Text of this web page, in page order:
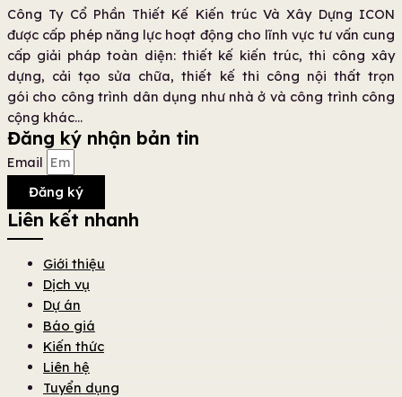
Công Ty Cổ Phần Thiết Kế Kiến trúc Và Xây Dựng ICON
được cấp phép năng lực hoạt động cho lĩnh vực tư vấn cung
cấp giải pháp toàn diện: thiết kế kiến trúc, thi công xây
dựng, cải tạo sửa chữa, thiết kế thi công nội thất trọn
gói cho công trình dân dụng như nhà ở và công trình công
cộng khác…
Đăng ký nhận bản tin
Email
Đăng ký
Liên kết nhanh
Giới thiệu
Dịch vụ
Dự án
Báo giá
Kiến thức
Liên hệ
Tuyển dụng